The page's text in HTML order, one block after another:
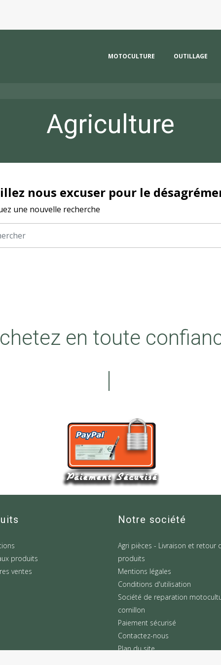
MOTOCULTURE OUTILLAGE
Agriculture
nous excuser pour le
une nouvelle recherche
en toute
produits
ventes
Notre société
Agri pièces - Livraison et retour
produits
Mentions légales
Conditions d'utilisation
Société de reparation
cornillon
Paiement sécurisé
Contactez-nous
Plan du site